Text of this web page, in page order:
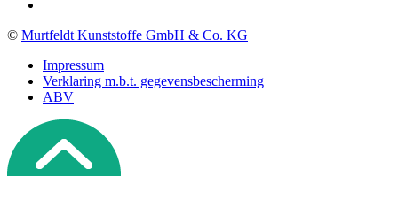
© Murtfeldt Kunststoffe GmbH & Co. KG
Impressum
Verklaring m.b.t. gegevensbescherming
ABV